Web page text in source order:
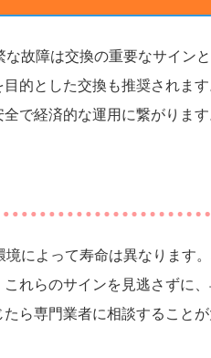
故障は交換の重要なサイン
的とした交換も推奨されま
で経済的な運用に繋がります
によって寿命は異なります
れらのサインを見逃さずに
ら専門業者に相談することが